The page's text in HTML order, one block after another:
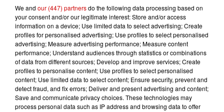
de la...
Destination Vacances : inscrivez-
vous !
We and our (447) partnersdo the following data processing based on
your consent and/or our legitimate interest: Store and/or access
information on a device; Use limited data to select advertising; Create
profiles for personalised advertising; Use profiles to select personalised
advertising; Measure advertising performance; Measure content
performance; Understand audiences through statistics or combinations
of data from different sources; Develop and improve services; Create
profiles to personalise content; Use profiles to select personalised
content; Use limited data to select content; Ensure security, prevent and
detect fraud, and fix errors; Deliver and present advertising and content;
Save and communicate privacy choices. These technologies may
process personal data such as IP address and browsing data to offer